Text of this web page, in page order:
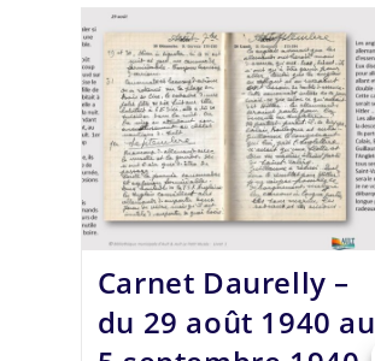
Carnet Daurelly –
du 29 août 1940 au